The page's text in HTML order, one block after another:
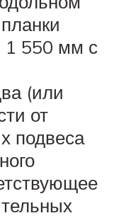
1 550 мм с
(или
от
подвеса